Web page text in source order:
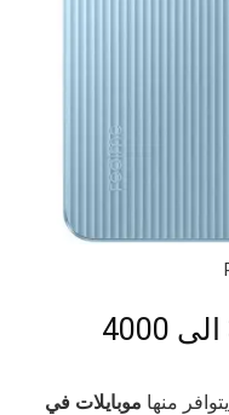
منها موبايلات في